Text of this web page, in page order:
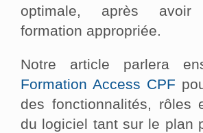
optimale, après
formation appropriée.
Notre article parlera
Formation Access CPF
des fonctionnalités, rôles
du logiciel tant sur le plan